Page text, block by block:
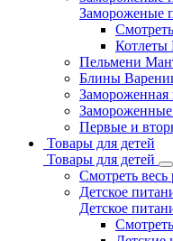
Замороженые
Котлеты
Пельмени
Блины
Замороженная
Первые и
Товары для детей
Товары для детей
Смотреть весь
Детское
Детское